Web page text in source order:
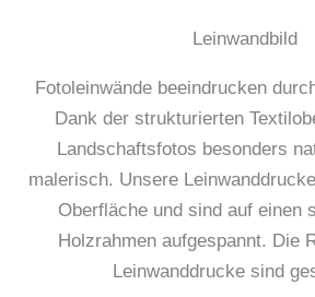
Leinwandbild
Fotoleinwände beeindrucken
Dank der strukturierten
Landschaftsfotos besonders
malerisch. Unsere
Oberfläche und sind auf einen
Holzrahmen aufgespannt. Die
Leinwanddrucke sind